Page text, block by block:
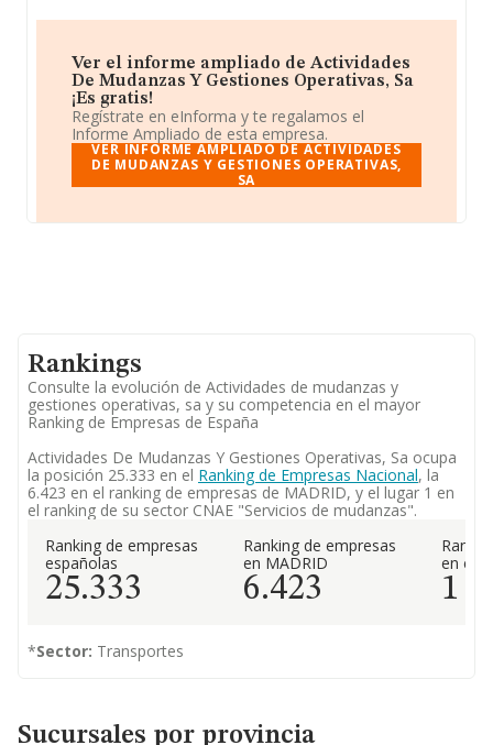
Ver el informe ampliado de Actividades
De Mudanzas Y Gestiones Operativas, Sa
¡Es gratis!
Regístrate en eInforma y te regalamos el
Informe Ampliado de esta empresa.
VER INFORME AMPLIADO DE ACTIVIDADES
DE MUDANZAS Y GESTIONES OPERATIVAS,
SA
Rankings
Consulte la evolución de Actividades de mudanzas y
gestiones operativas, sa y su competencia en el mayor
Ranking de Empresas de España
Actividades De Mudanzas Y Gestiones Operativas, Sa ocupa
la posición 25.333 en el Ranking de Empresas Nacional, la
6.423 en el ranking de empresas de MADRID, y el lugar 1 en
el ranking de su sector CNAE "Servicios de mudanzas".
Ranking de empresas
españolas
25.333
Ranking de empresas
en MADRID
6.423
en el
1
*Sector: Transportes
Sucursales por provincia